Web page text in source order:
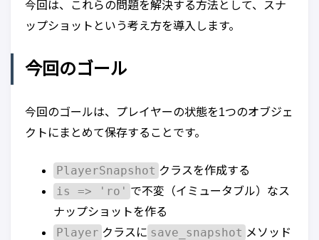
今回は、これらの問題を解決する方法として、スナ
ップショットという考え方を導入します。
今回のゴール
今回のゴールは、プレイヤーの状態を1つのオブジェ
クトにまとめて保存することです。
PlayerSnapshot クラスを作成する
is => 'ro' で不変（イミュータブル）なス
ナップショットを作る
Player クラスに save_snapshot メソッド